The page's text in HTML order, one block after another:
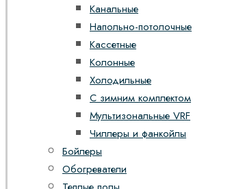
Канальные
Напольно-потолочные
Кассетные
Колонные
Холодильные
С зимним комплектом
Мультизональные VRF
Чиллеры и фанкойлы
Бойлеры
Обогреватели